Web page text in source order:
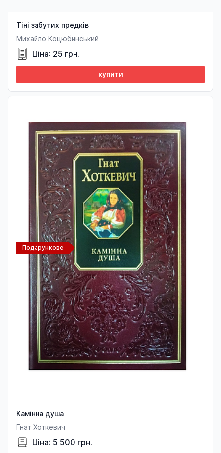
Тіні забутих предків
Михайло Коцюбинський
Ціна: 25 грн.
купити
Подарункове
Камінна душа
Гнат Хоткевич
Ціна: 5 500 грн.